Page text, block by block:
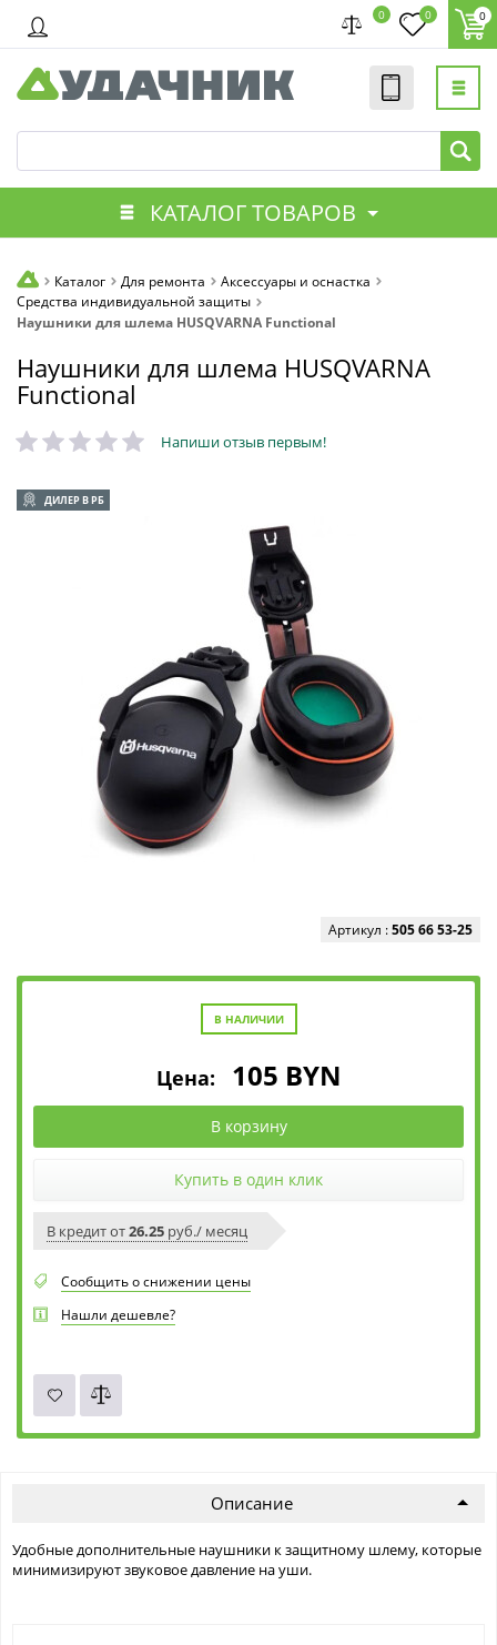
0 0 0
КАТАЛОГ ТОВАРОВ
Каталог Для ремонта
Аксессуары и оснастка
Средства индивидуальной защиты
Наушники для шлема HUSQVARNA Functional
Наушники для шлема HUSQVARNA
Functional
Напиши отзыв первым!
ДИЛЕР В РБ
Артикул :505 66 53-25
В НАЛИЧИИ
Цена: 105 BYN
В корзину
Купить в один клик
В кредит от26.25 руб./ месяц
Сообщить о снижении цены
Нашли дешевле?
Описание
Удобные дополнительные наушники к защитному шлему, которые
минимизируют звуковое давление на уши.